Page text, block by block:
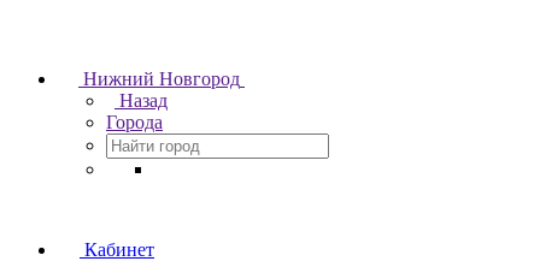
Нижний Новгород
Назад
Города
Кабинет